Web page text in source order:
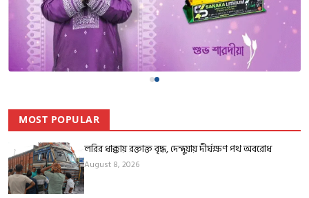
MOST POPULAR
লরির ধাক্কায় রক্তাক্ত বৃদ্ধ, দেন্দুয়ায় দীর্ঘক্ষণ পথ অবরোধ
August 8, 2026